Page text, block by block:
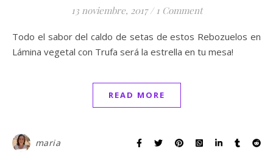
13 noviembre, 2017 / 1 Comment
Todo el sabor del caldo de setas de estos Rebozuelos en
Lámina vegetal con Trufa será la estrella en tu mesa!
READ MORE
maria